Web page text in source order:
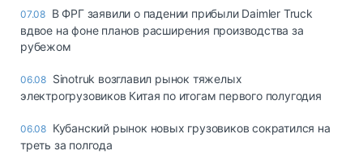
07.08 В ФРГ заявили о падении прибыли Daimler Truck
вдвое на фоне планов расширения производства за
рубежом
06.08 Sinotruk возглавил рынок тяжелых
электрогрузовиков Китая по итогам первого полугодия
06.08 Кубанский рынок новых грузовиков сократился на
треть за полгода